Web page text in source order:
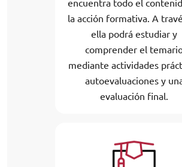
encuentra todo el
la acción formativa. A
ella podrá estudiar y
comprender el
mediante actividades
autoevaluaciones y
evaluación final.